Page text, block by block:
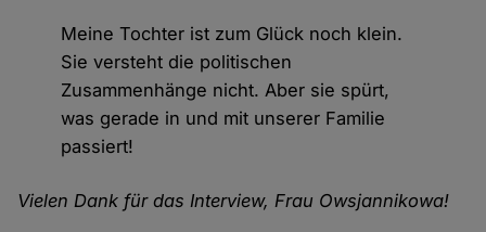
Meine Tochter ist zum Glück noch klein.
Sie versteht die politischen
Zusammenhänge nicht. Aber sie spürt,
was gerade in und mit unserer Familie
passiert!
Vielen Dank für das Interview, Frau Owsjannikowa!